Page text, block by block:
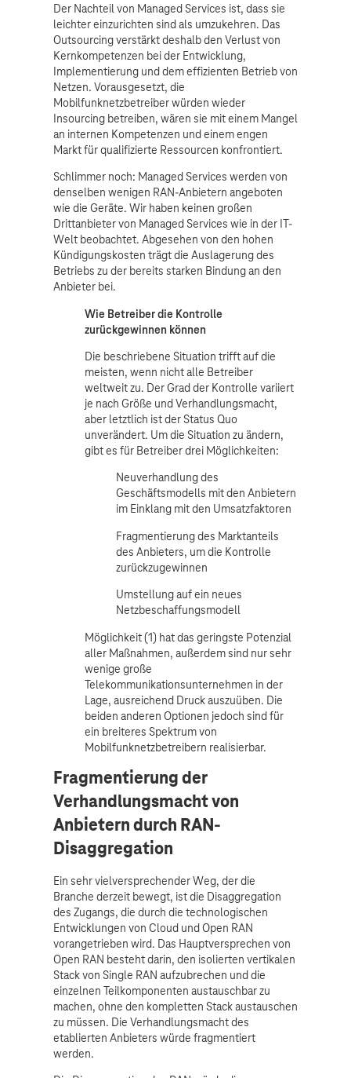
Der Nachteil von Managed Services ist, dass sie
leichter einzurichten sind als umzukehren. Das
Outsourcing verstärkt deshalb den Verlust von
Kernkompetenzen bei der Entwicklung,
Implementierung und dem effizienten Betrieb von
Netzen. Vorausgesetzt, die
Mobilfunknetzbetreiber würden wieder
Insourcing betreiben, wären sie mit einem Mangel
an internen Kompetenzen und einem engen
Markt für qualifizierte Ressourcen konfrontiert.
Schlimmer noch: Managed Services werden von
denselben wenigen RAN-Anbietern angeboten
wie die Geräte. Wir haben keinen großen
Drittanbieter von Managed Services wie in der IT-
Welt beobachtet. Abgesehen von den hohen
Kündigungskosten trägt die Auslagerung des
Betriebs zu der bereits starken Bindung an den
Anbieter bei.
Wie Betreiber die Kontrolle
zurückgewinnen können
Die beschriebene Situation trifft auf die
meisten, wenn nicht alle Betreiber
weltweit zu. Der Grad der Kontrolle variiert
je nach Größe und Verhandlungsmacht,
aber letztlich ist der Status Quo
unverändert. Um die Situation zu ändern,
gibt es für Betreiber drei Möglichkeiten:
Neuverhandlung des
Geschäftsmodells mit den Anbietern
im Einklang mit den Umsatzfaktoren
Fragmentierung des Marktanteils
des Anbieters, um die Kontrolle
zurückzugewinnen
Umstellung auf ein neues
Netzbeschaffungsmodell
Möglichkeit (1) hat das geringste Potenzial
aller Maßnahmen, außerdem sind nur sehr
wenige große
Telekommunikationsunternehmen in der
Lage, ausreichend Druck auszuüben. Die
beiden anderen Optionen jedoch sind für
ein breiteres Spektrum von
Mobilfunknetzbetreibern realisierbar.
Fragmentierung der
Verhandlungsmacht von
Anbietern durch RAN-
Disaggregation
Ein sehr vielversprechender Weg, der die
Branche derzeit bewegt, ist die Disaggregation
des Zugangs, die durch die technologischen
Entwicklungen von Cloud und Open RAN
vorangetrieben wird. Das Hauptversprechen von
Open RAN besteht darin, den isolierten vertikalen
Stack von Single RAN aufzubrechen und die
einzelnen Teilkomponenten austauschbar zu
machen, ohne den kompletten Stack austauschen
zu müssen. Die Verhandlungsmacht des
etablierten Anbieters würde fragmentiert
werden.